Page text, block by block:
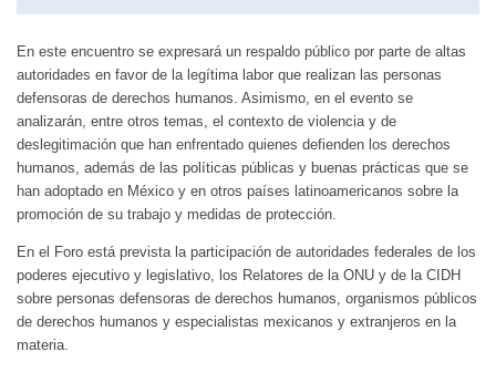
En este encuentro se expresará un respaldo público por parte de altas
autoridades en favor de la legítima labor que realizan las personas
defensoras de derechos humanos. Asimismo, en el evento se
analizarán, entre otros temas, el contexto de violencia y de
deslegitimación que han enfrentado quienes defienden los derechos
humanos, además de las políticas públicas y buenas prácticas que se
han adoptado en México y en otros países latinoamericanos sobre la
promoción de su trabajo y medidas de protección.
En el Foro está prevista la participación de autoridades federales de los
poderes ejecutivo y legislativo, los Relatores de la ONU y de la CIDH
sobre personas defensoras de derechos humanos, organismos públicos
de derechos humanos y especialistas mexicanos y extranjeros en la
materia.